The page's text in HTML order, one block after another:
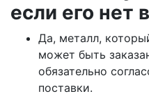
если его нет
Да, металл,
может быть
обязательно
поставки.